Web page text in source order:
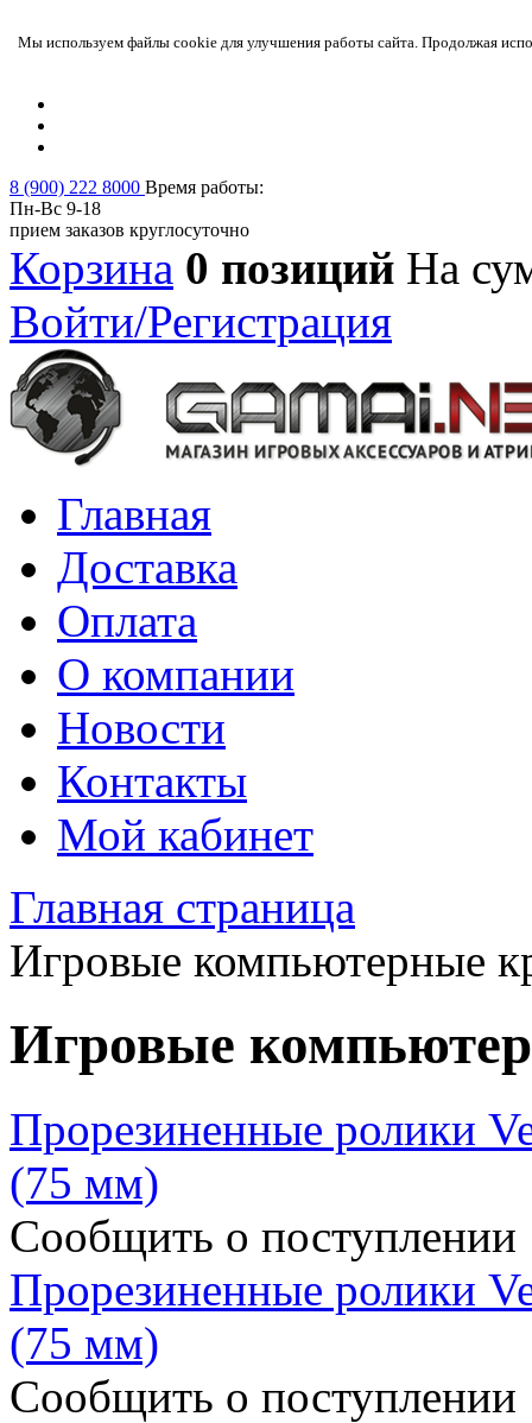
Мы используем файлы cookie для улучшения работы сайта. Продолжая
8 (900) 222 8000 Время работы:
Пн-Вс 9-18
прием заказов круглосуточно
Корзина 0 позиций На
Войти/Регистрация
Главная
Доставка
Оплата
О компании
Новости
Контакты
Мой кабинет
Главная страница
Игровые компьютерные
Игровые
Прорезиненные ролики
(75 мм)
Сообщить о поступлении
Прорезиненные ролики
(75 мм)
Сообщить о поступлении